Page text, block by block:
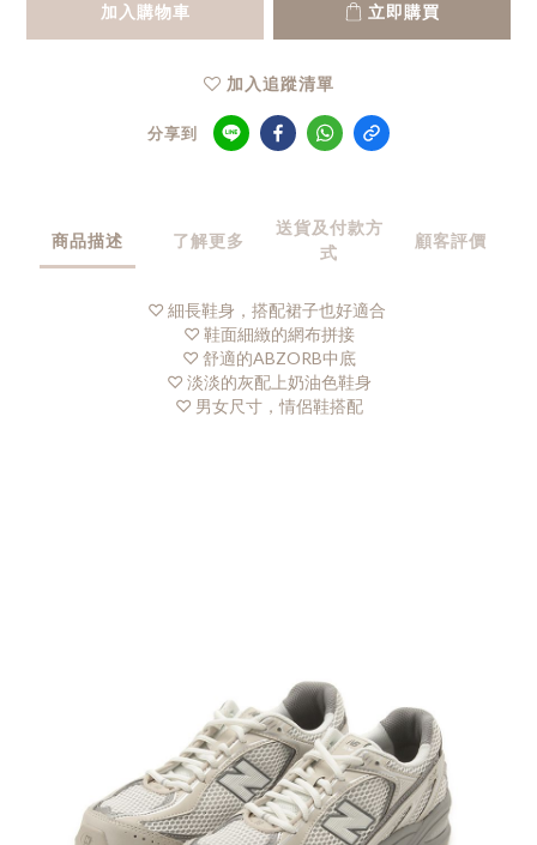
加入購物車 立即購買
加入追蹤清單
分享到
商品描述 了解更多
送貨及付款方
式
顧客評價
♡ 細長鞋身，搭配裙子也好適合
♡ 鞋面細緻的網布拼接
♡ 舒適的ABZORB中底
♡ 淡淡的灰配上奶油色鞋身
♡ 男女尺寸，情侶鞋搭配